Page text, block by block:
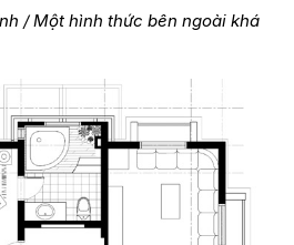
/ Một hình thức bên ngoài khá